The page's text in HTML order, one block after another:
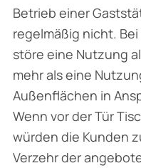
Betrieb einer
regelmäßig nicht.
störe eine Nutzung
mehr als eine
Außen­flächen in
Wenn vor der Tür
würden die Kunden
Verzehr der